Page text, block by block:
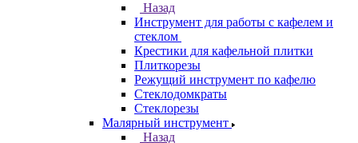
Назад
Инструмент для работы с кафелем и
стеклом
Крестики для кафельной плитки
Плиткорезы
Режущий инструмент по кафелю
Стеклодомкраты
Стеклорезы
Малярный инструмент
Назад